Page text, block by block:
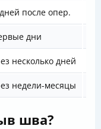
после опер.
дни
несколько дней
недели-месяцы
шва?